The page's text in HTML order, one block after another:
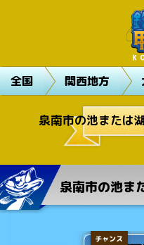
全国 関西地方
泉南市の池または
泉南市の池ま
チャンス